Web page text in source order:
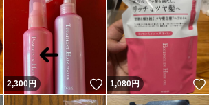
いいね！
2,300円 いいね！
1,080円